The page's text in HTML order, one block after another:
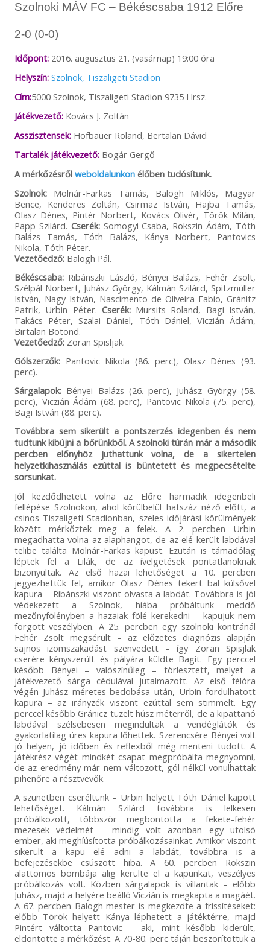
Szolnoki MÁV FC – Békéscsaba 1912 Előre
2-0 (0-0)
Időpont:2016. augusztus 21. (vasárnap) 19:00 óra
Helyszín: Szolnok, Tiszaligeti Stadion
Cím:5000 Szolnok, Tiszaligeti Stadion 9735 Hrsz.
Játékvezető:Kovács J. Zoltán
Asszisztensek:Hofbauer Roland, Bertalan Dávid
Tartalék játékvezető:Bogár Gergő
A mérkőzésről weboldalunkonélőben tudósítunk.
Szolnok:Molnár-Farkas Tamás, Balogh Miklós, Magyar
Bence, Kenderes Zoltán, Csirmaz István, Hajba Tamás,
Olasz Dénes, Pintér Norbert, Kovács Olivér, Török Milán,
Papp Szilárd. Cserék:Somogyi Csaba, Rokszin Ádám, Tóth
Balázs Tamás, Tóth Balázs, Kánya Norbert, Pantovics
Nikola, Tóth Péter.
Vezetőedző:Balogh Pál.
Békéscsaba: Ribánszki László, Bényei Balázs, Fehér Zsolt,
Szélpál Norbert, Juhász György, Kálmán Szilárd, Spitzmüller
István, Nagy István, Nascimento de Oliveira Fabio, Gránitz
Patrik, Urbin Péter. Cserék:Mursits Roland, Bagi István,
Takács Péter, Szalai Dániel, Tóth Dániel, Viczián Ádám,
Birtalan Botond.
Vezetőedző:Zoran Spisljak.
Gólszerzők:Pantovic Nikola (86. perc), Olasz Dénes (93.
perc).
Sárgalapok:Bényei Balázs (26. perc), Juhász György (58.
perc), Viczián Ádám (68. perc), Pantovic Nikola (75. perc),
Bagi István (88. perc).
Továbbra sem sikerült a pontszerzés idegenben és nem
tudtunk kibújni a bőrünkből. A szolnoki túrán már a második
percben előnyhöz juthattunk volna, de a sikertelen
helyzetkihasználás ezúttal is büntetett és megpecsételte
sorsunkat.
Jól kezdődhetett volna az Előre harmadik idegenbeli
fellépése Szolnokon, ahol körülbelül hatszáz néző előtt, a
csinos Tiszaligeti Stadionban, szeles időjárási körülmények
között mérkőztek meg a felek. A 2. percben Urbin
megadhatta volna az alaphangot, de az elé került labdával
telibe találta Molnár-Farkas kapust. Ezután is támadólag
léptek fel a Lilák, de az ívelgetések pontatlanoknak
bizonyultak. Az első hazai lehetőséget a 10. percben
jegyezhettük fel, amikor Olasz Dénes tekert bal külsővel
kapura – Ribánszki viszont olvasta a labdát. Továbbra is jól
védekezett a Szolnok, hiába próbáltunk meddő
mezőnyfölényben a hazaiak fölé kerekedni – kapujuk nem
forgott veszélyben. A 25. percben egy szolnoki kontránál
Fehér Zsolt megsérült – az előzetes diagnózis alapján
sajnos izomszakadást szenvedett – így Zoran Spisjlak
cserére kényszerült és pályára küldte Bagit. Egy perccel
később Bényei – valószínűleg – törlesztett, melyet a
játékvezető sárga cédulával jutalmazott. Az első félóra
végén Juhász méretes bedobása után, Urbin fordulhatott
kapura – az irányzék viszont ezúttal sem stimmelt. Egy
perccel később Gránicz tüzelt húsz méterről, de a kipattanó
labdával szélsebesen megindultak a vendéglátók és
gyakorlatilag üres kapura lőhettek. Szerencsére Bényei volt
jó helyen, jó időben és reflexből még menteni tudott. A
játékrész végét mindkét csapat megpróbálta megnyomni,
de az eredmény már nem változott, gól nélkül vonulhattak
pihenőre a résztvevők.
A szünetben cseréltünk – Urbin helyett Tóth Dániel kapott
lehetőséget. Kálmán Szilárd továbbra is lelkesen
próbálkozott, többször megbontotta a fekete-fehér
mezesek védelmét – mindig volt azonban egy utolsó
ember, aki meghíúsította próbálkozásainkat. Amikor viszont
sikerült a kapu elé adni a labdát, továbbra is a
befejezésekbe csúszott hiba. A 60. percben Rokszin
alattomos bombája alig kerülte el a kapunkat, veszélyes
próbálkozás volt. Közben sárgalapok is villantak – előbb
Juhász, majd a helyére beálló Viczián is megkapta a magáét.
A 67. percben Balogh mester is megkezdte a frissítéseket:
előbb Török helyett Kánya léphetett a játéktérre, majd
Pintért váltotta Pantovic – aki, mint később kiderült,
eldöntötte a mérkőzést. A 70-80. perc táján beszorítottuk a